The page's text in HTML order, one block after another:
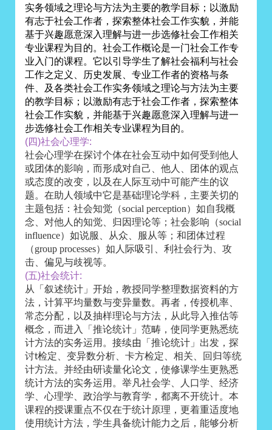
实务领域之理论与方法为主要的教学目标；以激励
有志于社会工作者，探索整体社会工作实貌，并能
基于兴趣愿意深入理解与进一步选修社会工作相关
专业课程为目的。 社会工作概论是一门社会工作专
业入门的课程。它以引导学生了解社会福利与社会
工作之定义、历史发展、专业工作者的资格与条
件、及各类社会工作实务领域之理论与方法为主要
的教学目标；以激励有志于社会工作者，探索整体
社会工作实貌，并能基于兴趣愿意深入理解与进一
步选修社会工作相关专业课程为目的。
(四)社会心理学:
社会心理学在探讨个体在社会互动中如何受到他人
或团体的影响，而形成对自己、他人、团体的观点
或态度的改变，以及在人际互动中可能产生的议
题。在助人领域中它是基础理论学科，主要关切的
主题包括：社会知觉（social perception）如自我概
念、对他人的知觉、归因理论等；社会影响（social
influence）如说服、从众、服从等；和团体过程
（group processes）如人际吸引、利社会行为、攻
击、偏见与歧视等。
(五)社会统计:
从「叙述统计」开始，教授同学整理数据资料的方
法，计算平均量数与变异量数。再者，传授机率、
常态分配，以及抽样理论与方法，从此导入推估等
概念，而进入「推论统计」范畴，使同学更熟悉统
计方法的实务运用。 接续由
「推论统计」出发，探
讨t检定、变异数分析、卡方检定、相关、回归等统
计方法。并经由研读量化论文，使修课学生更熟悉
统计方法的实务运用。 举凡社会学、人口学、经济
学、心理学、政治学与教育学，都离不开统计。本
课程的授课重点不仅在于统计原理，更着重适度地
使用统计方法，学生具备统计能力之后，能够分析